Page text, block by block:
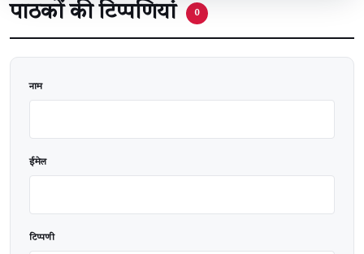
पाठकों की टिप्पणियां 0
नाम
ईमेल
टिप्पणी